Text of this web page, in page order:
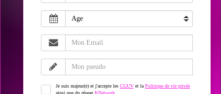
Je suis majeur(e) et j'accepte les CGUV et la Politique de vie privée
ainsi que du réseau KNetwork